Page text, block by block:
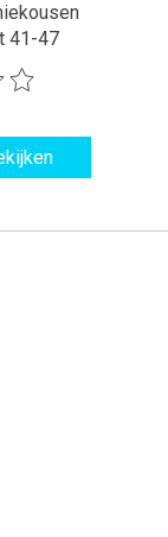
41-47
van dit product is